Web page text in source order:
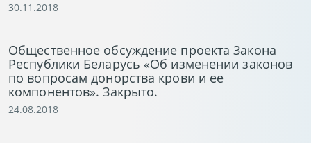
30.11.2018
Общественное обсуждение проекта Закона
Республики Беларусь «Об изменении законов
по вопросам донорства крови и ее
компонентов». Закрыто.
24.08.2018